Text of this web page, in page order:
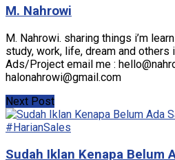
M. Nahrowi
M. Nahrowi. sharing things i’m
study, work, life, dream and others
Ads/Project email me :
halonahrowi@gmail.com
Next Post
Sudah Iklan Kenapa Belum